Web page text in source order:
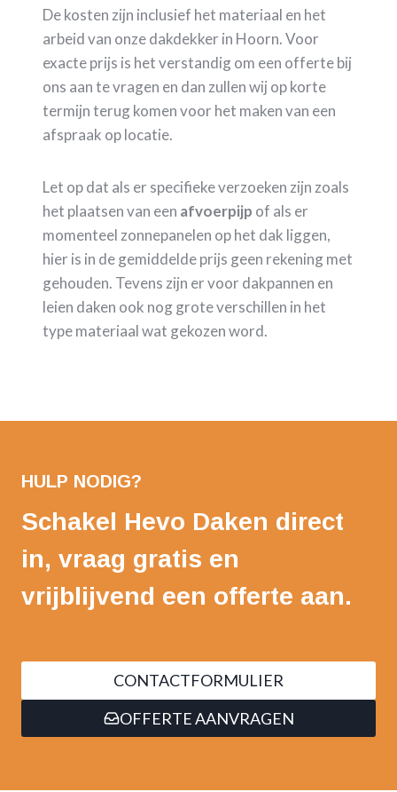
De kosten zijn inclusief het materiaal en het
arbeid van onze dakdekker in Hoorn. Voor
exacte prijs is het verstandig om een offerte bij
ons aan te vragen en dan zullen wij op korte
termijn terug komen voor het maken van een
afspraak op locatie.
Let op dat als er specifieke verzoeken zijn zoals
het plaatsen van een afvoerpijp of als er
momenteel zonnepanelen op het dak liggen,
hier is in de gemiddelde prijs geen rekening met
gehouden. Tevens zijn er voor dakpannen en
leien daken ook nog grote verschillen in het
type materiaal wat gekozen word.
HULP NODIG?
Schakel Hevo Daken direct
in, vraag gratis en
vrijblijvend een offerte aan.
CONTACTFORMULIER
OFFERTE AANVRAGEN